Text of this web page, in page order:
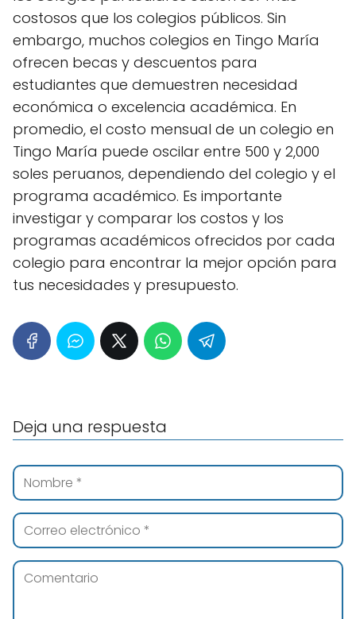
costosos que los colegios públicos. Sin
embargo, muchos colegios en Tingo María
ofrecen becas y descuentos para
estudiantes que demuestren necesidad
económica o excelencia académica. En
promedio, el costo mensual de un colegio en
Tingo María puede oscilar entre 500 y 2,000
soles peruanos, dependiendo del colegio y el
programa académico. Es importante
investigar y comparar los costos y los
programas académicos ofrecidos por cada
colegio para encontrar la mejor opción para
tus necesidades y presupuesto.
Deja una respuesta